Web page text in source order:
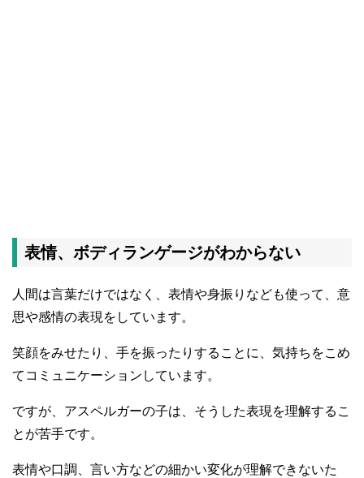
表情、ボディランゲージがわからない
人間は言葉だけではなく、表情や身振りなども使って、意
思や感情の表現をしています。
笑顔をみせたり、手を振ったりすることに、気持ちをこめ
てコミュニケーションしています。
ですが、アスペルガーの子は、そうした表現を理解するこ
とが苦手です。
表情や口調、言い方などの細かい変化が理解できないた